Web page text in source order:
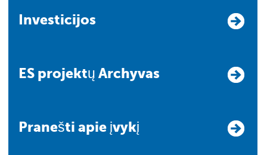
Investicijos
ES projektų Archyvas
Pranešti apie įvykį